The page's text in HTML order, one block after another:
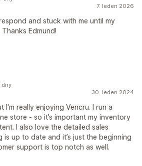
7. leden 2026
and stuck with me until my
Edmund!
30. leden 2024
I'm really enjoying Vencru. I run a
store - so it’s important my inventory
I also love the detailed sales
up to date and it’s just the beginning
support is top notch as well.
dny